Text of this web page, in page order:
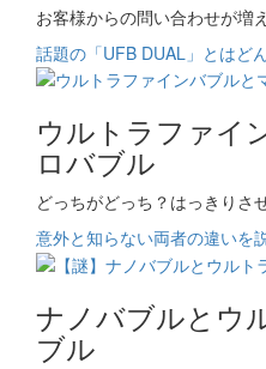
お客様からの問い合わせが増
話題の「UFB DUAL」とはど
ウルトラファイ
ロバブル
どっちがどっち？はっきりさ
意外と知らない両者の違いを
ナノバブルとウ
ブル